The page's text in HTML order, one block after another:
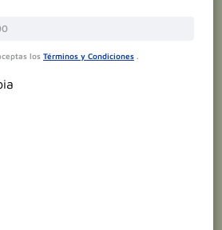
y recibepromociones
los Términos y Condiciones .